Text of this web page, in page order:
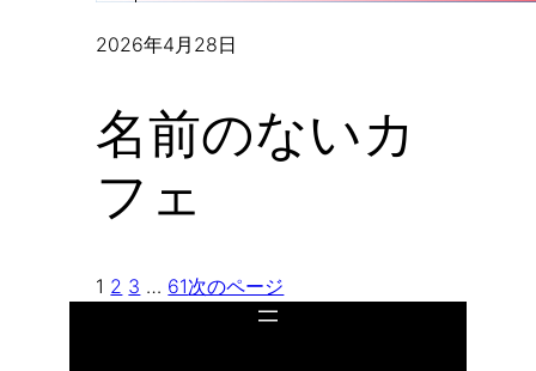
2026年4月28日
名前のないカ
フェ
1 2 3 … 61次のページ